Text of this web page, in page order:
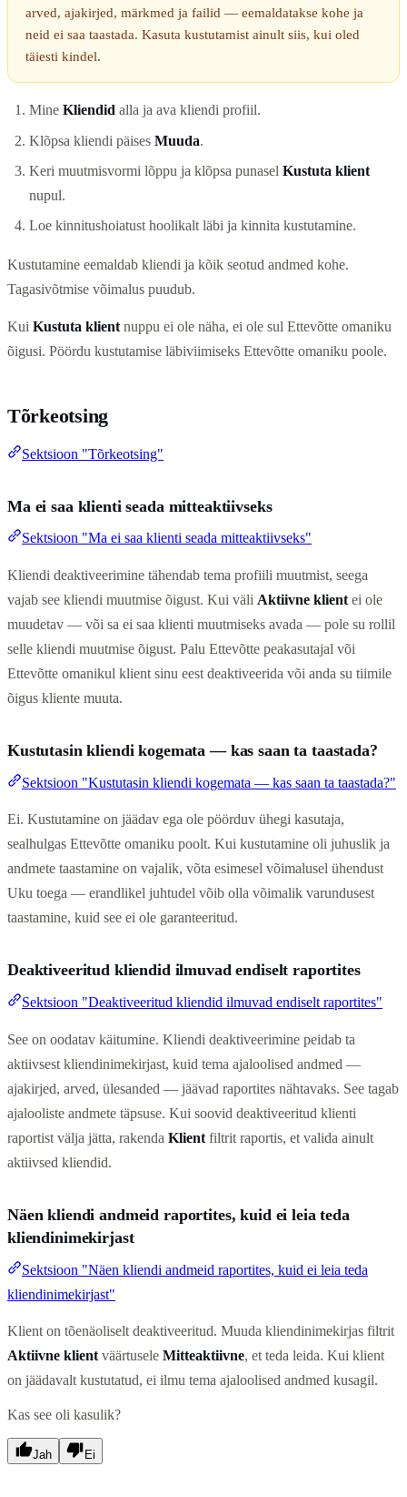
arved, ajakirjed, märkmed ja failid — eemaldatakse kohe ja
neid ei saa taastada. Kasuta kustutamist ainult siis, kui oled
täiesti kindel.
Mine Kliendid alla ja ava kliendi profiil.
Klõpsa kliendi päises Muuda.
Keri muutmisvormi lõppu ja klõpsa punasel Kustuta klient
nupul.
Loe kinnitushoiatust hoolikalt läbi ja kinnita kustutamine.
Kustutamine eemaldab kliendi ja kõik seotud andmed kohe.
Tagasivõtmise võimalus puudub.
Kui Kustuta klient nuppu ei ole näha, ei ole sul Ettevõtte omaniku
õigusi. Pöördu kustutamise läbiviimiseks Ettevõtte omaniku poole.
Tõrkeotsing
Sektsioon "Tõrkeotsing"
Ma ei saa klienti seada mitteaktiivseks
Sektsioon "Ma ei saa klienti seada mitteaktiivseks"
Kliendi deaktiveerimine tähendab tema profiili muutmist, seega
vajab see kliendi muutmise õigust. Kui väli Aktiivne klient ei ole
muudetav — või sa ei saa klienti muutmiseks avada — pole su rollil
selle kliendi muutmise õigust. Palu Ettevõtte peakasutajal või
Ettevõtte omanikul klient sinu eest deaktiveerida või anda su tiimile
õigus kliente muuta.
Kustutasin kliendi kogemata — kas saan ta taastada?
Sektsioon "Kustutasin kliendi kogemata — kas saan ta taastada?"
Ei. Kustutamine on jäädav ega ole pöörduv ühegi kasutaja,
sealhulgas Ettevõtte omaniku poolt. Kui kustutamine oli juhuslik ja
andmete taastamine on vajalik, võta esimesel võimalusel ühendust
Uku toega — erandlikel juhtudel võib olla võimalik varundusest
taastamine, kuid see ei ole garanteeritud.
Deaktiveeritud kliendid ilmuvad endiselt raportites
Sektsioon "Deaktiveeritud kliendid ilmuvad endiselt raportites"
See on oodatav käitumine. Kliendi deaktiveerimine peidab ta
aktiivsest kliendinimekirjast, kuid tema ajaloolised andmed —
ajakirjed, arved, ülesanded — jäävad raportites nähtavaks. See tagab
ajalooliste andmete täpsuse. Kui soovid deaktiveeritud klienti
raportist välja jätta, rakenda Klient filtrit raportis, et valida ainult
aktiivsed kliendid.
Näen kliendi andmeid raportites, kuid ei leia teda
kliendinimekirjast
Sektsioon "Näen kliendi andmeid raportites, kuid ei leia teda
kliendinimekirjast"
Klient on tõenäoliselt deaktiveeritud. Muuda kliendinimekirjas filtrit
Aktiivne klient väärtusele Mitteaktiivne, et teda leida. Kui klient
on jäädavalt kustutatud, ei ilmu tema ajaloolised andmed kusagil.
Kas see oli kasulik?
Jah Ei